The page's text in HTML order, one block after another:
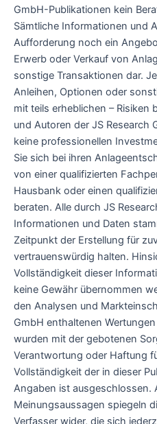
GmbH-Publikationen kein
Sämtliche Informationen und
Aufforderung noch ein
Erwerb oder Verkauf von
sonstige Transaktionen dar.
Anleihen, Optionen oder
mit teils erheblichen – Risiken
und Autoren der JS Research
keine professionellen
Sie sich bei ihren
von einer qualifizierten
Hausbank oder einen
beraten. Alle durch JS
Informationen und Daten
Zeitpunkt der Erstellung für
vertrauenswürdig halten.
Vollständigkeit dieser
keine Gewähr übernommen
den Analysen und
GmbH enthaltenen
wurden mit der gebotenen
Verantwortung oder Haftung
Vollständigkeit der in dieser
Angaben ist ausgeschlossen.
Meinungsaussagen spiegeln
Verfasser wider, die sich